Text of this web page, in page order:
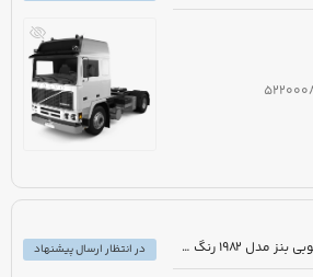
مزایده دولتی کامیون باری چوبی بنز مدل 1982 رنگ سفید
در انتظار ارسال پیشنهاد